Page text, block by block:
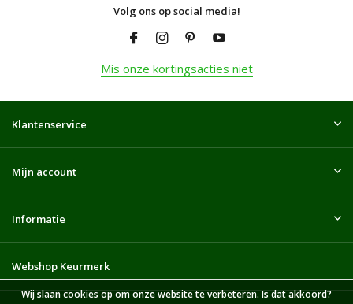
Volg ons op social media!
Mis onze kortingsacties niet
Klantenservice
Mijn account
Informatie
Webshop Keurmerk
Wij slaan cookies op om onze website te verbeteren. Is dat akkoord?